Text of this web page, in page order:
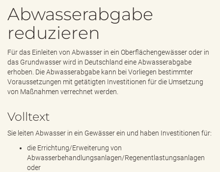
a
b
e
Abwasserabgabe
reduzieren
Für das Einleiten von Abwasser in ein Oberflächengewässer oder in
das Grundwasser wird in Deutschland eine Abwasserabgabe
erhoben. Die Abwasserabgabe kann bei Vorliegen bestimmter
Voraussetzungen mit getätigten Investitionen für die Umsetzung
von Maßnahmen verrechnet werden.
Volltext
Sie leiten Abwasser in ein Gewässer ein und haben Investitionen für:
die Errichtung/Erweiterung von
Abwasserbehandlungsanlagen/Regenentlastungsanlagen
oder